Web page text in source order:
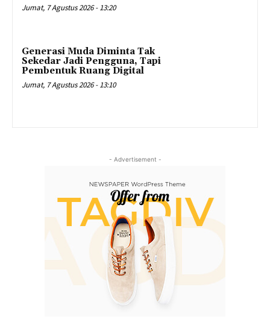
Jumat, 7 Agustus 2026 - 13:20
Generasi Muda Diminta Tak
Sekedar Jadi Pengguna, Tapi
Pembentuk Ruang Digital
Jumat, 7 Agustus 2026 - 13:10
- Advertisement -